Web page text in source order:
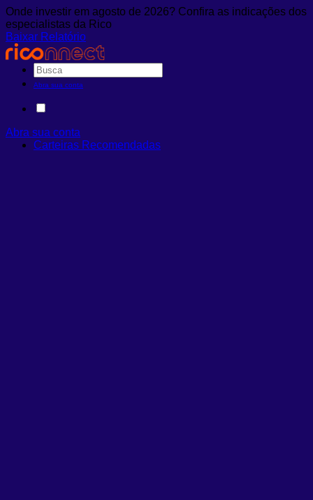
Onde investir em agosto de 2026? Confira as indicações dos
especialistas da Rico
Baixar Relatório
Abra sua conta
Abra sua conta
Carteiras Recomendadas